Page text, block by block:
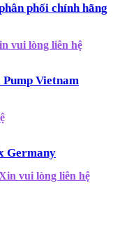
phối chính hãng
vui lòng liên hệ
Vietnam
Germany
vui lòng liên hệ